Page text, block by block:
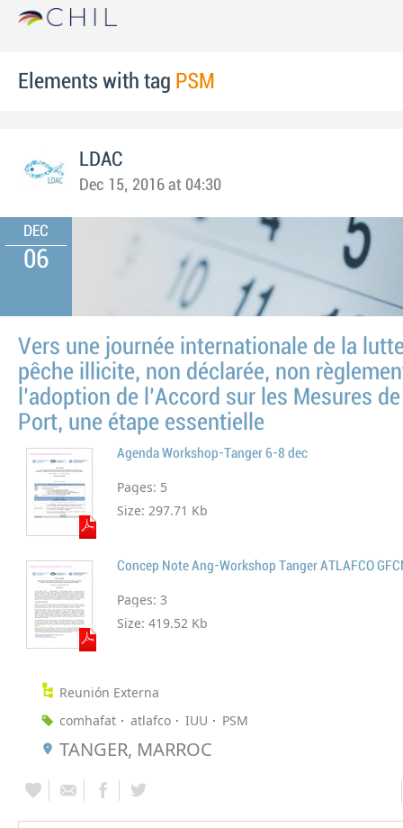
Elements with tag PSM
LDAC
Dec 15, 2016 at 04:30
DEC
06
Vers une journée internationale de la
pêche illicite, non déclarée, non
l’adoption de l’Accord sur les Mesures
Port, une étape essentielle
Agenda Workshop-Tanger 6-8 dec
Pages: 5
Size: 297.71 Kb
Pages: 3
Size: 419.52 Kb
Reunión Externa
comhafat
atlafco IUU PSM
TANGER, MARROC